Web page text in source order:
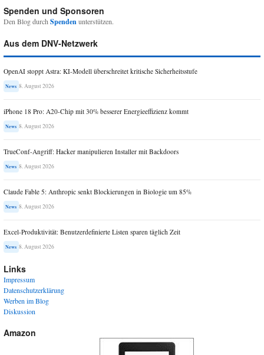
Spenden und Sponsoren
Den Blog durchSpendenunterstützen.
Aus dem DNV-Netzwerk
OpenAI stoppt Astra: KI-Modell überschreitet kritische Sicherheitsstufe
News 8. August 2026
iPhone 18 Pro: A20-Chip mit 30% besserer Energieeffizienz kommt
News 8. August 2026
TrueConf-Angriff: Hacker manipulieren Installer mit Backdoors
News 8. August 2026
Claude Fable 5: Anthropic senkt Blockierungen in Biologie um 85%
News 8. August 2026
Excel-Produktivität: Benutzerdefinierte Listen sparen täglich Zeit
News 8. August 2026
Links
Impressum
Datenschutzerklärung
Werben im Blog
Diskussion
Amazon